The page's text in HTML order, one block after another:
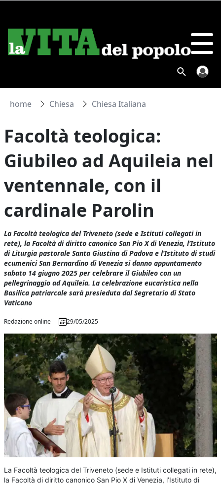
home Chiesa Chiesa Italiana
Facoltà teologica:
Giubileo ad Aquileia nel
ventennale, con il
cardinale Parolin
La Facoltà teologica del Triveneto (sede e Istituti collegati in
rete), la Facoltà di diritto canonico San Pio X di Venezia, l’Istituto
di Liturgia pastorale Santa Giustina di Padova e l’Istituto di studi
ecumenici San Bernardino di Venezia si danno appuntamento
sabato 14 giugno 2025 per celebrare il Giubileo con un
pellegrinaggio ad Aquileia. La celebrazione eucaristica nella
Basilica patriarcale sarà presieduta dal Segretario di Stato
Vaticano
Redazione online 29/05/2025
La Facoltà teologica del Triveneto (sede e Istituti collegati in rete),
la Facoltà di diritto canonico San Pio X di Venezia, l’Istituto di